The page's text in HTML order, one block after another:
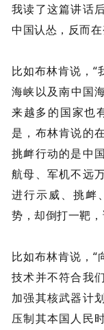
我读了这篇讲话
中国认怂，反而
比如布林肯说，“
海峡以及南中国
来越多的国家也
是，布林肯说的
挑衅行动的是中
航母、军机不远
进行示威、挑衅
势，却倒打一靶，
比如布林肯说，“
技术并不符合我
加强其核武器计
压制其本国人民